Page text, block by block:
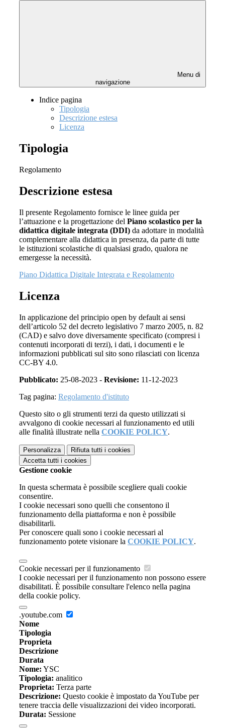
Menu di
navigazione
Indice pagina
Tipologia
Descrizione estesa
Licenza
Tipologia
Regolamento
Descrizione estesa
Il presente Regolamento fornisce le linee guida per
l’attuazione e la progettazione del Piano scolastico per la
didattica digitale integrata (DDI) da adottare in modalità
complementare alla didattica in presenza, da parte di tutte
le istituzioni scolastiche di qualsiasi grado, qualora ne
emergesse la necessità.
Piano Didattica Digitale Integrata e Regolamento
Licenza
In applicazione del principio open by default ai sensi
dell’articolo 52 del decreto legislativo 7 marzo 2005, n. 82
(CAD) e salvo dove diversamente specificato (compresi i
contenuti incorporati di terzi), i dati, i documenti e le
informazioni pubblicati sul sito sono rilasciati con licenza
CC-BY 4.0.
Pubblicato: 25-08-2023 - Revisione: 11-12-2023
Tag pagina: Regolamento d'istituto
Questo sito o gli strumenti terzi da questo utilizzati si
avvalgono di cookie necessari al funzionamento ed utili
alle finalità illustrate nella COOKIE POLICY.
Personalizza Rifiuta tutti i cookies
Accetta tutti i cookies
Gestione cookie
In questa schermata è possibile scegliere quali cookie
consentire.
I cookie necessari sono quelli che consentono il
funzionamento della piattaforma e non è possibile
disabilitarli.
Per conoscere quali sono i cookie necessari al
funzionamento potete visionare la COOKIE POLICY.
Cookie necessari per il funzionamento
I cookie necessari per il funzionamento non possono essere
disabilitati. È possibile consultare l'elenco nella pagina
della cookie policy.
.youtube.com
Nome
Tipologia
Proprieta
Descrizione
Durata
Nome: YSC
Tipologia: analitico
Proprieta: Terza parte
Descrizione: Questo cookie è impostato da YouTube per
tenere traccia delle visualizzazioni dei video incorporati.
Durata: Sessione